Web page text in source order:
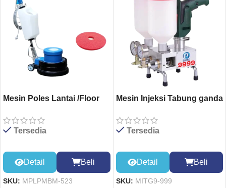
Mesin Poles Lantai /Floor
523+Pad Merah
Tersedia
Detail Beli
SKU: MPLPMBM-523
Mesin Injeksi Tabung ganda
Tersedia
Detail Beli
SKU: MITG9-999